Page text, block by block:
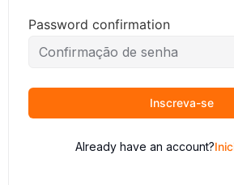
Password confirmation
Inscreva-se
Already have an account?